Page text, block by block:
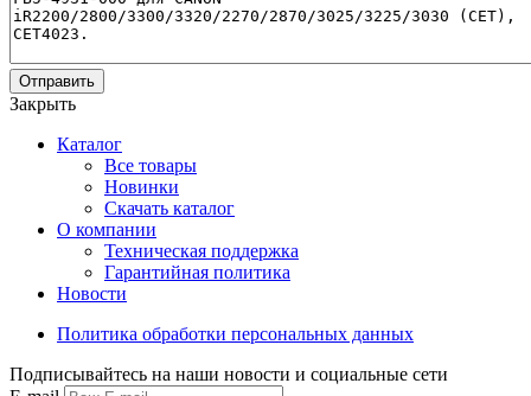
Отправить
Закрыть
Каталог
Все товары
Новинки
Скачать каталог
О компании
Техническая поддержка
Гарантийная политика
Новости
Политика обработки персональных данных
Подписывайтесь на наши новости и социальные сети